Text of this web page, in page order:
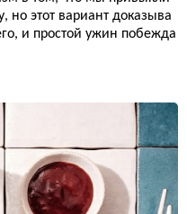
но этот вариант доказыва
и простой ужин побежда